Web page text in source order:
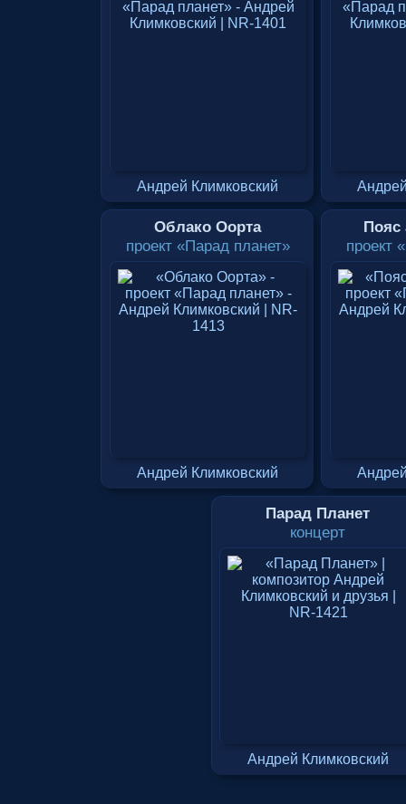
Андрей Климковский
Облако Оорта
проект «Парад планет»
Андрей Климковский
Пояс
проект
Парад Планет
концерт
Андрей Климковский